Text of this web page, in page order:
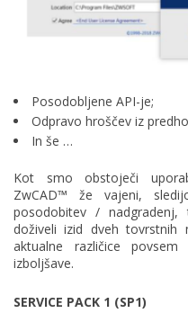
Posodobljene API-je;
Odpravo hroščev iz
In še …
Kot smo obstoječi
ZwCAD™ že vajeni,
posodobitev / nadgradenj,
doživeli izid dveh tovrstnih
aktualne različice
izboljšave.
SERVICE PACK 1 (SP1)